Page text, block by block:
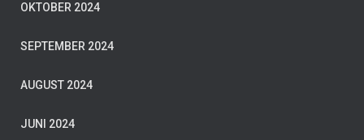
OKTOBER 2024
SEPTEMBER 2024
AUGUST 2024
JUNI 2024